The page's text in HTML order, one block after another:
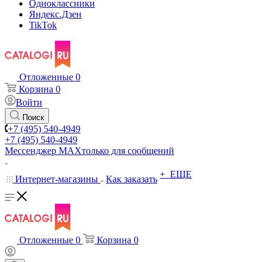
Одноклассники
Яндекс.Дзен
TikTok
Отложенные 0
Корзина 0
Войти
Поиск
+7 (495) 540-4949
+7 (495) 540-4949
Мессенджер МАХтолько для сообщений
Интернет-магазины Как заказать + ЕЩЕ
Отложенные 0 Корзина 0